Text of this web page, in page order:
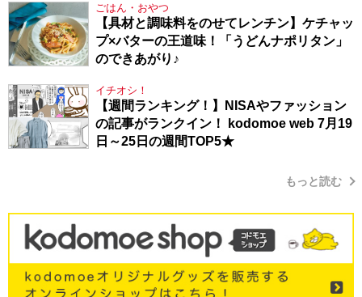
ごはん・おやつ
【具材と調味料をのせてレンチン】ケチャッ
プ×バターの王道味！「うどんナポリタン」
のできあがり♪
イチオシ！
【週間ランキング！】NISAやファッション
の記事がランクイン！ kodomoe web 7月19
日～25日の週間TOP5★
もっと読む